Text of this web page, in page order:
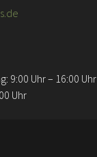
9:00 Uhr – 16:00 Uhr
Uhr